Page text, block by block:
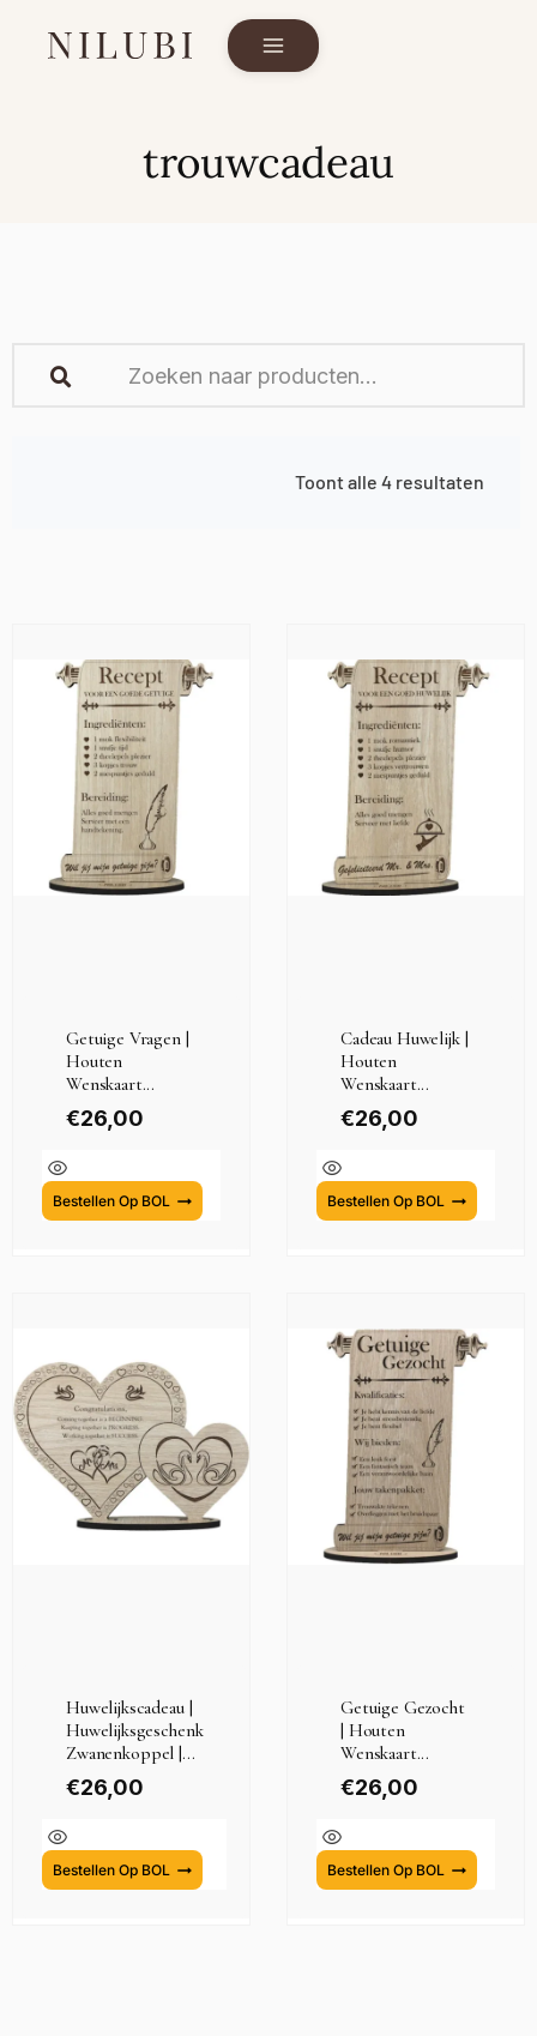
trouwcadeau
Toont alle 4 resultaten
Getuige Vragen |
Houten
Wenskaart...
€26,00
Bestellen Op BOL
Cadeau Huwelijk |
Houten
Wenskaart...
€26,00
Bestellen Op BOL
Huwelijkscadeau |
Huwelijksgeschenk
Zwanenkoppel |...
€26,00
Bestellen Op BOL
Getuige Gezocht
| Houten
Wenskaart...
€26,00
Bestellen Op BOL